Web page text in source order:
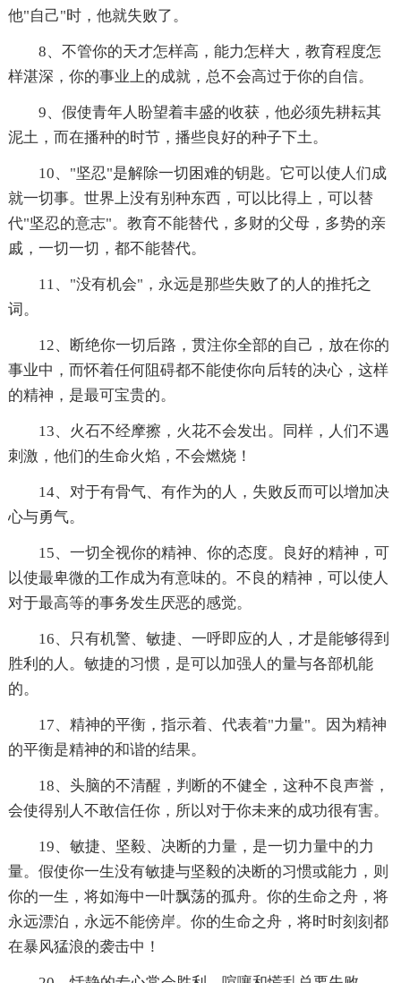
他"自己"时，他就失败了。
8、不管你的天才怎样高，能力怎样大，教育程度怎
样湛深，你的事业上的成就，总不会高过于你的自信。
9、假使青年人盼望着丰盛的收获，他必须先耕耘其
泥土，而在播种的时节，播些良好的种子下土。
10、"坚忍"是解除一切困难的钥匙。它可以使人们成
就一切事。世界上没有别种东西，可以比得上，可以替
代"坚忍的意志"。教育不能替代，多财的父母，多势的亲
戚，一切一切，都不能替代。
11、"没有机会"，永远是那些失败了的人的推托之
词。
12、断绝你一切后路，贯注你全部的自己，放在你的
事业中，而怀着任何阻碍都不能使你向后转的决心，这样
的精神，是最可宝贵的。
13、火石不经摩擦，火花不会发出。同样，人们不遇
刺激，他们的生命火焰，不会燃烧！
14、对于有骨气、有作为的人，失败反而可以增加决
心与勇气。
15、一切全视你的精神、你的态度。良好的精神，可
以使最卑微的工作成为有意味的。不良的精神，可以使人
对于最高等的事务发生厌恶的感觉。
16、只有机警、敏捷、一呼即应的人，才是能够得到
胜利的人。敏捷的习惯，是可以加强人的量与各部机能
的。
17、精神的平衡，指示着、代表着"力量"。因为精神
的平衡是精神的和谐的结果。
18、头脑的不清醒，判断的不健全，这种不良声誉，
会使得别人不敢信任你，所以对于你未来的成功很有害。
19、敏捷、坚毅、决断的力量，是一切力量中的力
量。假使你一生没有敏捷与坚毅的决断的习惯或能力，则
你的一生，将如海中一叶飘荡的孤舟。你的生命之舟，将
永远漂泊，永远不能傍岸。你的生命之舟，将时时刻刻都
在暴风猛浪的袭击中！